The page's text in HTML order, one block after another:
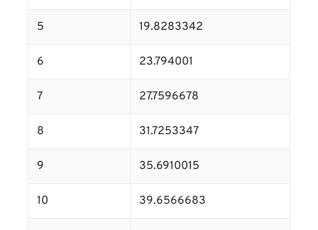
5 19.8283342
6 23.794001
7 27.7596678
8 31.7253347
9 35.6910015
10 39.6566683